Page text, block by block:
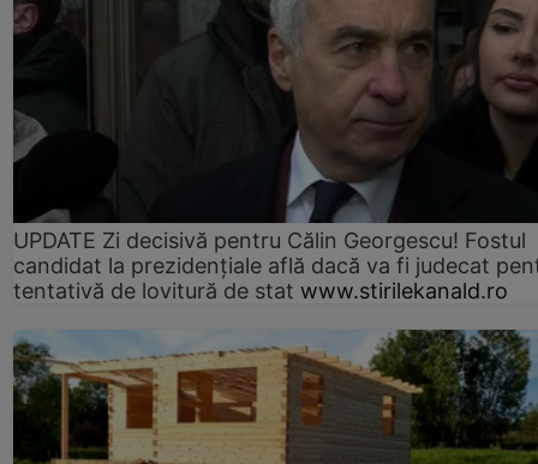
UPDATE Zi decisivă pentru Călin Georgescu! Fostul
candidat la prezidențiale află dacă va fi judecat
tentativă de lovitură de stat www.stirilekanald.ro